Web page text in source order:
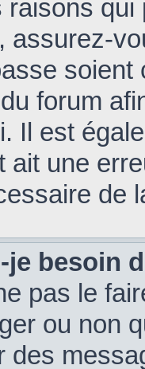
raisons
assurez-
soient
forum
Il est
ait une
de
besoin
pas le
ou non
des